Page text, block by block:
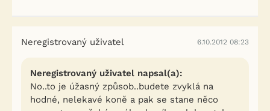
Neregistrovaný uživatel 6.10.2012 08:23
Neregistrovaný uživatel napsal(a):
No..to je úžasný způsob..budete zvyklá na
hodné, nelekavé koně a pak se stane něco